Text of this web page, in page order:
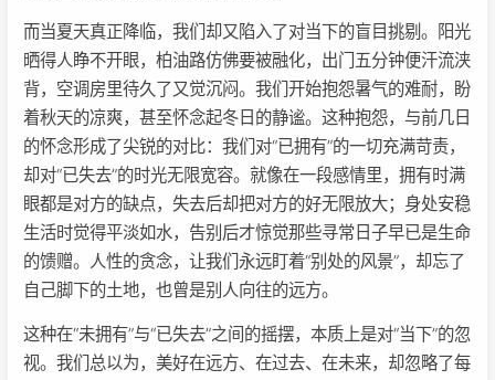
而当夏天真正降临，我们却又陷入了对当下的盲目挑剔。阳光
晒得人睁不开眼，柏油路仿佛要被融化，出门五分钟便汗流浃
背，空调房里待久了又觉沉闷。我们开始抱怨暑气的难耐，盼
着秋天的凉爽，甚至怀念起冬日的静谧。这种抱怨，与前几日
的怀念形成了尖锐的对比：我们对“已拥有”的一切充满苛责，
却对“已失去”的时光无限宽容。就像在一段感情里，拥有时满
眼都是对方的缺点，失去后却把对方的好无限放大；身处安稳
生活时觉得平淡如水，告别后才惊觉那些寻常日子早已是生命
的馈赠。人性的贪念，让我们永远盯着“别处的风景”，却忘了
自己脚下的土地，也曾是别人向往的远方。
这种在“未拥有”与“已失去”之间的摇摆，本质上是对“当下”的忽
视。我们总以为，美好在远方、在过去、在未来，却忽略了每